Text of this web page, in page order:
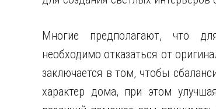
Многие предполагают, что
необходимо отказаться от
заключается в том, чтобы
характер дома, при этом